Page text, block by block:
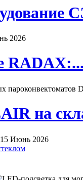
2026
RADAX:...
на
15 Июнь 2026